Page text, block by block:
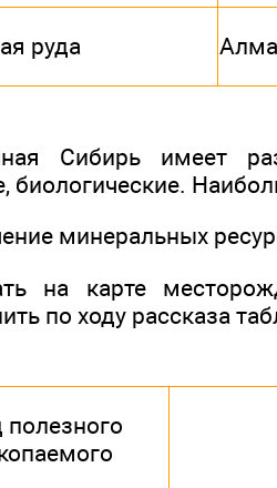
руда
Сибирь имеет
биологические.
минеральных
на карте
по ходу рассказа
полезного